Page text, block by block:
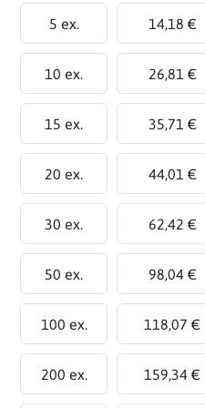
5 ex. 14,18 €
10 ex. 26,81 €
15 ex. 35,71 €
20 ex. 44,01 €
30 ex. 62,42 €
50 ex. 98,04 €
100 ex. 118,07 €
200 ex. 159,34 €